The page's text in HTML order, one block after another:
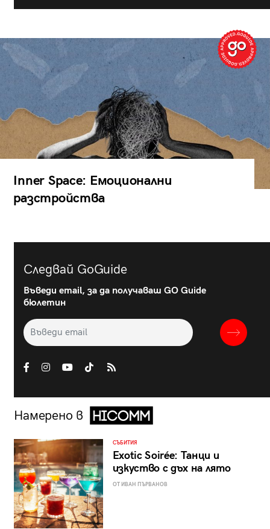
Inner Space: Емоционални
разстройства
Следвай GoGuide
Въведи email, за да получаваш GO Guide
бюлетин
Намерено в
СЪБИТИЯ
Exotic Soirée: Танци и
изкуство с дъх на лято
ОТ ИВАН ПЪРВАНОВ